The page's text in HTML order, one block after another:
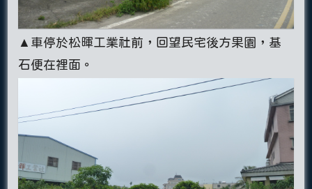
▲車停於松暉工業社前，回望民宅後方果園，基
石便在裡面。